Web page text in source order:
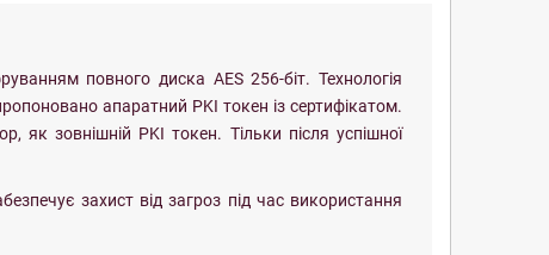
повного диска AES 256-біт. Технологія
апаратний PKI токен із сертифікатом.
зовнішній PKI токен. Тільки після успішної
захист від загроз під час використання